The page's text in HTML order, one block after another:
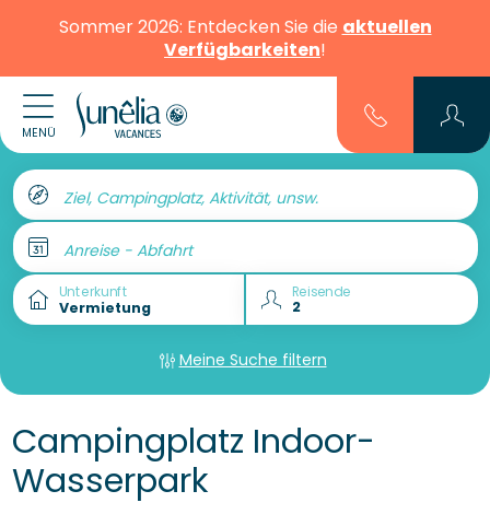
Sommer 2026: Entdecken Sie die aktuellen
Verfügbarkeiten!
MENÜ
Ziel, Campingplatz, Aktivität, unsw.
Anreise - Abfahrt
Unterkunft Reisende
Meine Suche filtern
Campingplatz Indoor-
Wasserpark